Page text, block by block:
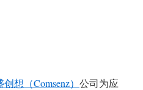
创想（Comsenz） 公司为应